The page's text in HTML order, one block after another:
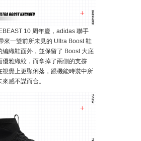
10 周年慶，adidas 聯手
來一雙前所未見的 Ultra Boost 鞋
編織鞋面外，並保留了 Boost 大底
優雅織紋，而拿掉了兩側的支撐
視覺上更顯俐落，跟機能時裝中所
感不謀而合。